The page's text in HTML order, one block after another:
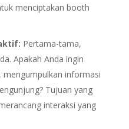
menciptakan booth
Pertama-tama,
Apakah Anda ingin
informasi
Tujuan yang
interaksi yang